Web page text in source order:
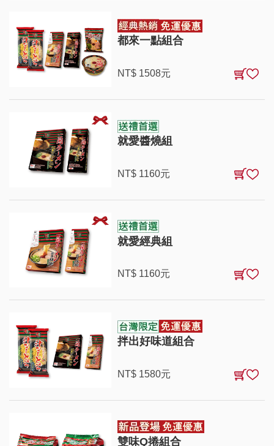
都來一點組合
NT$ 1508元
就愛醬燒組
NT$ 1160元
就愛經典組
NT$ 1160元
拌出好味道組合
NT$ 1580元
雙味Q捲組合